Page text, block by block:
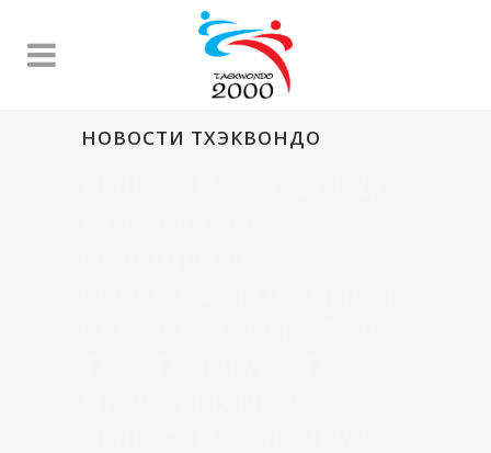
НОВОСТИ ТХЭКВОНДО